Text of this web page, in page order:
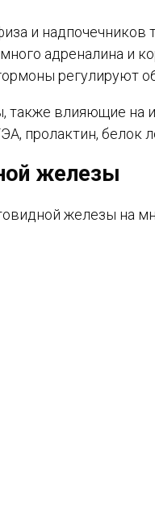
и
адреналина и
регулируют
также влияющие
пролактин, белок
железы
железы на